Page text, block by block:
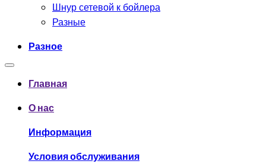
Шнур сетевой к бойлера
Разные
Разное
Главная
О нас
Информация
Условия обслуживания